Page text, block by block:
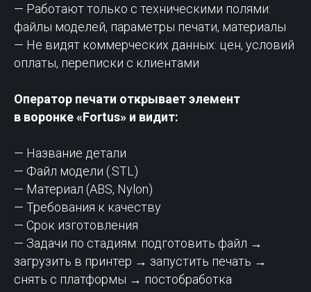
— Работают только с техническими полями:
файлы моделей, параметры печати, материалы
— Не видят коммерческих данных: цен, условий
оплаты, переписки с клиентами
Оператор печати открывает элемент
в воронке «Fortus» и видит:
— Название детали
— Файл модели (.STL)
— Материал (ABS, Nylon)
— Требования к качеству
— Срок изготовления
— Задачи по стадиям: подготовить файл →
загрузить в принтер → запустить печать →
снять с платформы → постобработка